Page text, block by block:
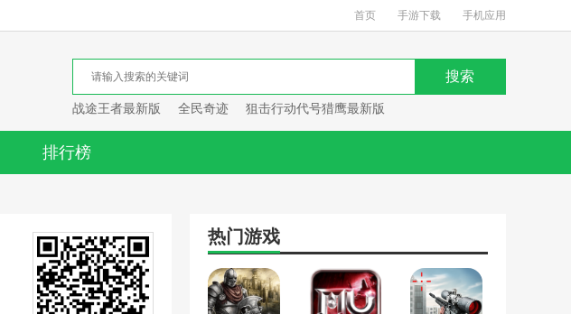
首页 手游下载 手机应用
战途王者最新版 全民奇迹 狙击行动代号猎鹰最新版
排行榜
热门游戏